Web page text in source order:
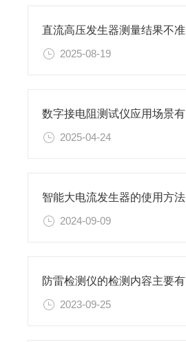
2025-08-19
2025-04-24
智能大电流发生器的使用方法
2024-09-09
2023-09-25